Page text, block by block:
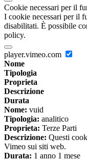
Cookie necessari per il
I cookie necessari per il
disabilitati. È possibile
policy.
player.vimeo.com
Nome
Tipologia
Proprieta
Descrizione
Durata
Nome: vuid
Tipologia: analitico
Proprieta: Terze Parti
Descrizione: Questi
Vimeo sui siti web.
Durata: 1 anno 1 mese